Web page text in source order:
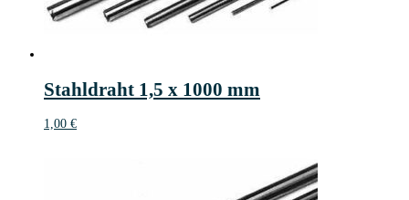
Stahldraht 1,5 x 1000 mm
1,00 €